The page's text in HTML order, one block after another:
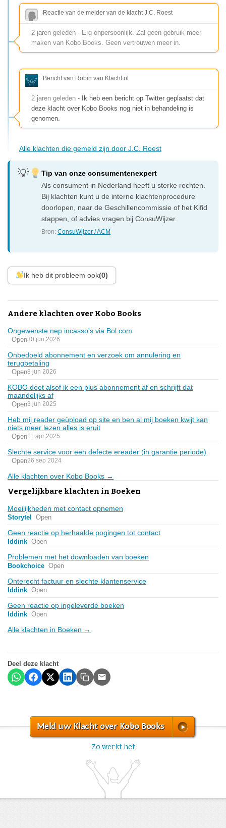
Reactie van de melder van de klacht J.C. Roest
2 jaren geleden - Erg onpersoonlijk. Zal geen gebruik meer
maken van Kobo Books. Geen vertrouwen meer in.
Bericht van Robin van Klacht.nl
2 jaren geleden - Ik heb een bericht op Twitter geplaatst dat
deze klacht over Kobo Books nog niet in behandeling is
genomen.
Alle klachten die gemeld zijn door J.C. Roest
Tip van onze consumentenexpert
Als consument in Nederland heeft u sterke rechten.
Bij klachten kunt u de interne klachtenprocedure
doorlopen, naar de Geschillencommissie of het Kifid
stappen, of advies vragen bij ConsuWijzer.
Bron:ConsuWijzer / ACM
Ik heb dit probleem ook(0)
Andere klachten over Kobo Books
Ongewenste nep incasso's via Bol.com
Open30 jun 2026
Onbedoeld abonnement en verzoek om annulering en
terugbetaling
Open8 jun 2026
KOBO doet alsof ik een plus abonnement af en schrijft dat
maandelijks af
Open3 jun 2025
Heb mij reader geüpload op site en ben al mij boeken kwijt kan
niets meer lezen alles is eruit
Open11 apr 2025
Slechte service voor een defecte ereader (in garantie periode)
Open26 sep 2024
Alle klachten over Kobo Books →
Vergelijkbare klachten in Boeken
Moeilijkheden met contact opnemen
Storytel Open
Geen reactie op herhaalde pogingen tot contact
Iddink Open
Problemen met het downloaden van boeken
Bookchoice Open
Onterecht factuur en slechte klantenservice
Iddink Open
Geen reactie op ingeleverde boeken
Iddink Open
Alle klachten in Boeken →
Deel deze klacht
Meld uw Klacht over Kobo Books
Zo werkt het